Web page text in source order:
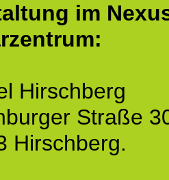
im
Hirschberg
Straße
Hirschberg.